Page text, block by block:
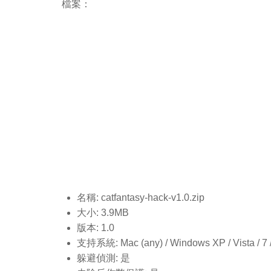
檔案：
名稱: catfantasy-hack-v1.0.zip
大小: 3.9MB
版本: 1.0
支持系統: Mac (any) / Windows XP / Vista / 7
躲避偵測: 是